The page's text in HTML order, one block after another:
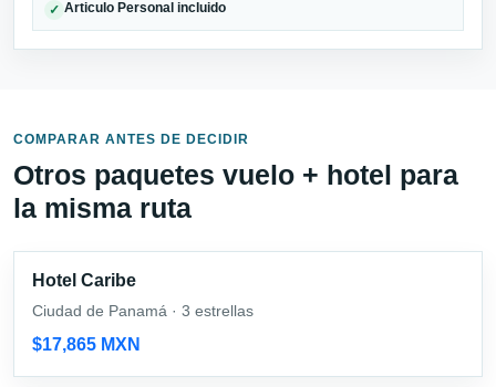
✓ Articulo Personal incluido
COMPARAR ANTES DE DECIDIR
Otros paquetes vuelo + hotel para
la misma ruta
Hotel Caribe
Ciudad de Panamá · 3 estrellas
$17,865 MXN